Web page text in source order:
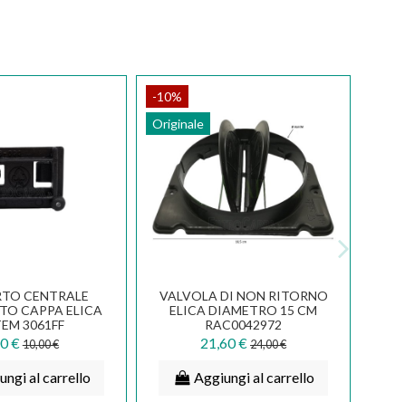
CENTRALE
CAPPA ELICA
3061FF
€10,00 €
al carrello
-10%
Originale
VALVOLA DI NON RITORNO
ELICA DIAMETRO 15 CM
RAC0042972
21,60 €24,00 €
Aggiungi al carrello